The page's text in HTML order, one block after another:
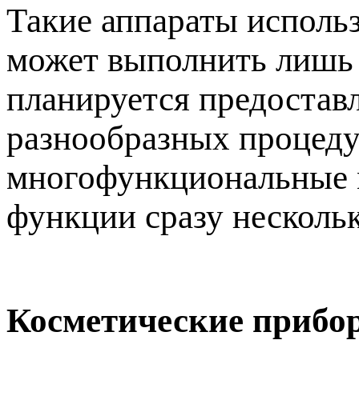
Такие аппараты
может выполнить
планируется
разнообразных
многофункциональные
функции сразу
Косметические